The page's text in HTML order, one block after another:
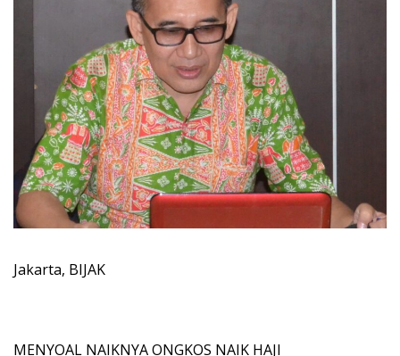
Jakarta, BIJAK
MENYOAL NAIKNYA ONGKOS NAIK HAJI